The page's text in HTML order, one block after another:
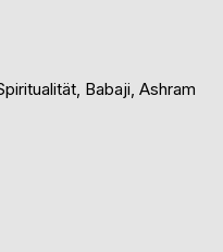
Babaji, Ashram